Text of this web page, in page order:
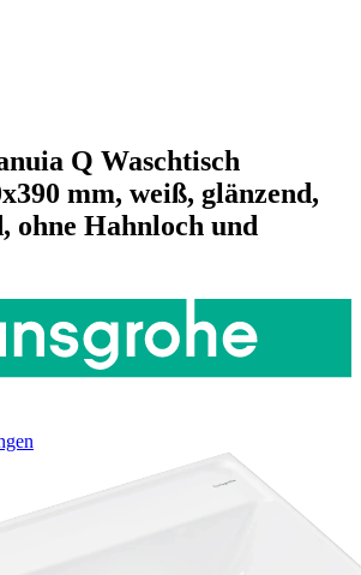
Q Waschtisch
mm, weiß, glänzend,
ohne Hahnloch und